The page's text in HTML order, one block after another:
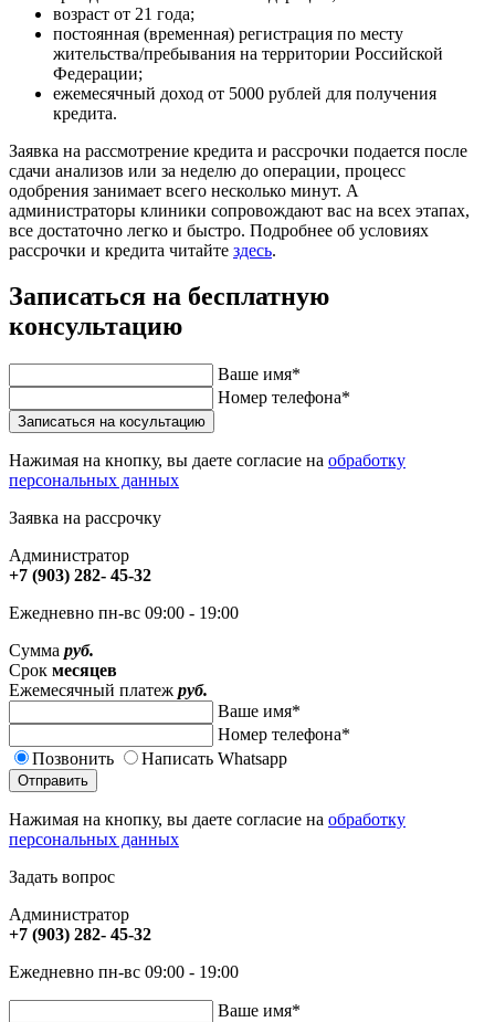
возраст от 21 года;
постоянная (временная) регистрация по месту
жительства/пребывания на территории Российской
Федерации;
ежемесячный доход от 5000 рублей для получения
кредита.
Заявка на рассмотрение кредита и рассрочки подается после
сдачи анализов или за неделю до операции, процесс
одобрения занимает всего несколько минут. А
администраторы клиники сопровождают вас на всех этапах,
все достаточно легко и быстро. Подробнее об условиях
рассрочки и кредита читайте здесь.
Записаться на бесплатную
консультацию
Ваше имя*
Номер телефона*
Записаться на косультацию
Нажимая на кнопку, вы даете согласие на обработку
персональных данных
Заявка на рассрочку
Администратор
+7 (903) 282- 45-32
Ежедневно пн-вс 09:00 - 19:00
Сумма руб.
Cрок месяцев
Ежемесячный платеж руб.
Ваше имя*
Номер телефона*
Позвонить
Написать Whatsapp
Отправить
Нажимая на кнопку, вы даете согласие на обработку
персональных данных
Задать вопрос
Администратор
+7 (903) 282- 45-32
Ежедневно пн-вс 09:00 - 19:00
Ваше имя*